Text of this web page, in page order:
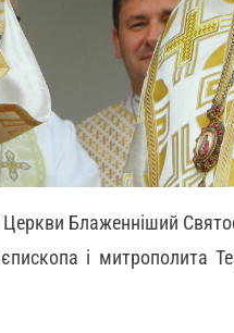
Церкви Блаженніший
і митрополита